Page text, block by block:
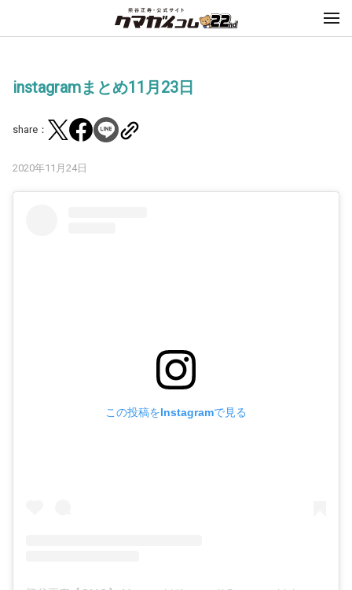
instagramまとめ11月23日
share：
2020年11月24日
この投稿をInstagramで見る